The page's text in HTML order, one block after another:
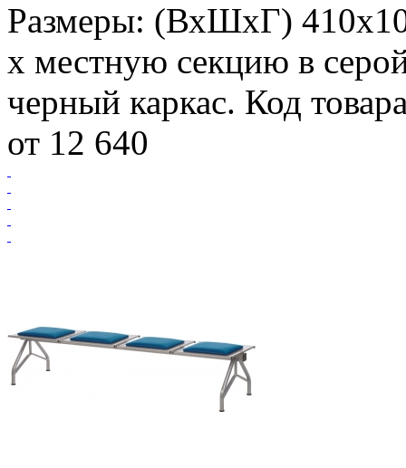
Размеры: (ВхШхГ)
х местную секцию в
черный каркас. Код
от 12 640